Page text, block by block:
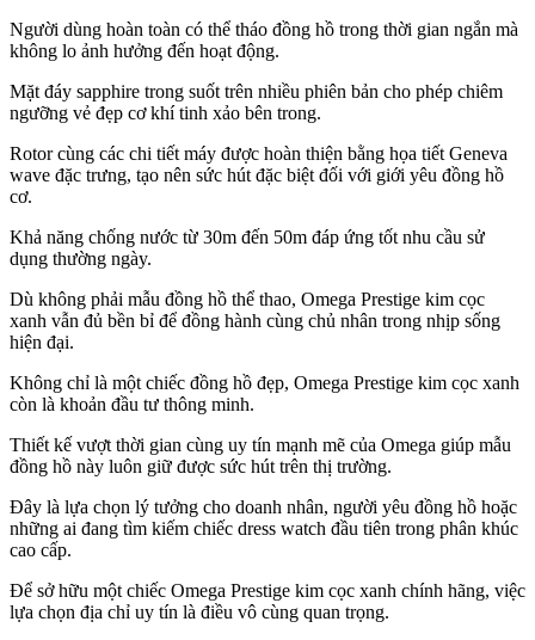
Người dùng hoàn toàn có thể tháo đồng hồ trong thời gian ngắn mà
không lo ảnh hưởng đến hoạt động.
Mặt đáy sapphire trong suốt trên nhiều phiên bản cho phép chiêm
ngưỡng vẻ đẹp cơ khí tinh xảo bên trong.
Rotor cùng các chi tiết máy được hoàn thiện bằng họa tiết Geneva
wave đặc trưng, tạo nên sức hút đặc biệt đối với giới yêu đồng hồ
cơ.
Khả năng chống nước từ 30m đến 50m đáp ứng tốt nhu cầu sử
dụng thường ngày.
Dù không phải mẫu đồng hồ thể thao, Omega Prestige kim cọc
xanh vẫn đủ bền bỉ để đồng hành cùng chủ nhân trong nhịp sống
hiện đại.
Không chỉ là một chiếc đồng hồ đẹp, Omega Prestige kim cọc xanh
còn là khoản đầu tư thông minh.
Thiết kế vượt thời gian cùng uy tín mạnh mẽ của Omega giúp mẫu
đồng hồ này luôn giữ được sức hút trên thị trường.
Đây là lựa chọn lý tưởng cho doanh nhân, người yêu đồng hồ hoặc
những ai đang tìm kiếm chiếc dress watch đầu tiên trong phân khúc
cao cấp.
Để sở hữu một chiếc Omega Prestige kim cọc xanh chính hãng, việc
lựa chọn địa chỉ uy tín là điều vô cùng quan trọng.